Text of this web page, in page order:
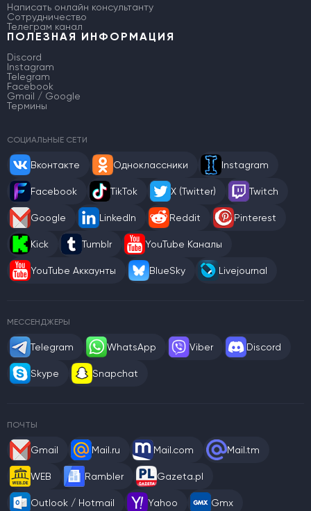
Написать онлайн консультанту
Сотрудничество
Телеграм канал
ПОЛЕЗНАЯ ИНФОРМАЦИЯ
Discord
Instagram
Telegram
Facebook
Gmail / Google
Термины
СОЦИАЛЬНЫЕ СЕТИ
Вконтакте Одноклассники Instagram
Facebook TikTok X (Twitter) Twitch
Google LinkedIn Reddit Pinterest
Kick Tumblr YouTube Каналы
YouTube Аккаунты BlueSky Livejournal
МЕССЕНДЖЕРЫ
Telegram WhatsApp Viber Discord
Skype Snapchat
ПОЧТЫ
Gmail Mail.ru Mail.com Mail.tm
WEB Rambler Gazeta.pl
Outlook / Hotmail Yahoo Gmx